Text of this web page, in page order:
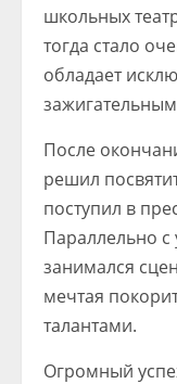
школьных
тогда стало
обладает
После
решил
поступил в
Параллельно
занимался
мечтая
талантами.
Огромный